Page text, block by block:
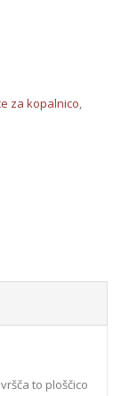
za kopalnico,
to ploščico